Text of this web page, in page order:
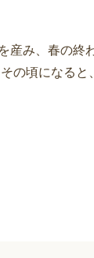
産み、春の終
の頃になると